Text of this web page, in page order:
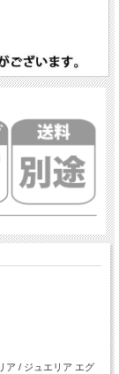
ア / ジュエリア エグ